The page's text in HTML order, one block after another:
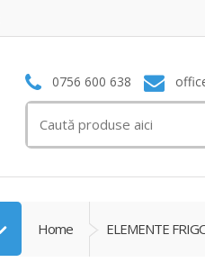
0756 600 638
for:
Home ELEMENTE